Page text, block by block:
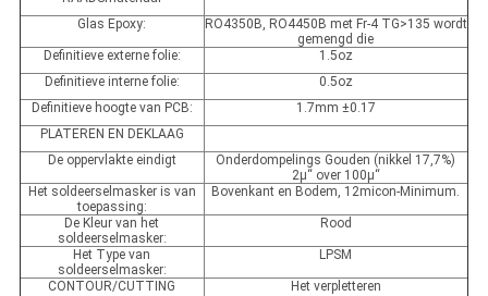
Glas Epoxy:
RO4350B, RO4450B met Fr-4 TG>135 wordt
gemengd die
Definitieve externe folie:
1.5oz
Definitieve interne folie:
0.5oz
Definitieve hoogte van PCB:
1.7mm ±0.17
PLATEREN EN DEKLAAG
De oppervlakte eindigt
Onderdompelings Gouden (nikkel 17,7%)
2µ“ over 100µ“
Het soldeerselmasker is van
toepassing:
Bovenkant en Bodem, 12micon-Minimum.
De Kleur van het
soldeerselmasker:
Rood
Het Type van
soldeerselmasker:
LPSM
CONTOUR/CUTTING
Het verpletteren